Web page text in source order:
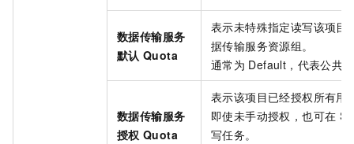
数据传输服务
默认 Quota
表示未特殊指定读写该项目
据传输服务资源组。
通常为 Default，代表公共
数据传输服务
授权 Quota
表示该项目已经授权所有用
即使未手动授权，也可在
写任务。